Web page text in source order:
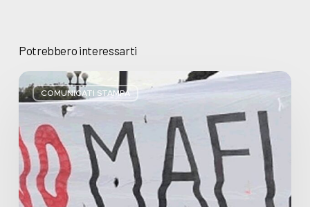
Potrebbero interessarti
COMUNICATI STAMPA
Basta
bugie,
Regione
Lombardia
pratica
l’antimafia
solo
a
parole